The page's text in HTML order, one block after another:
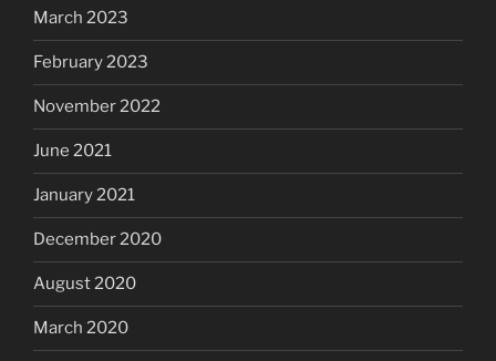
March 2023
February 2023
November 2022
June 2021
January 2021
December 2020
August 2020
March 2020